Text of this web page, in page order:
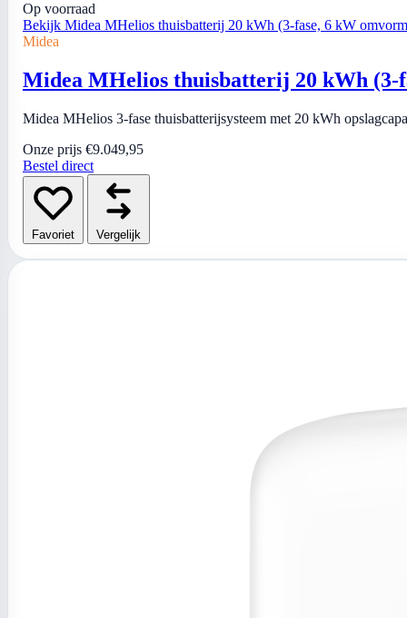
Op voorraad
Bekijk Midea MHelios thuisbatterij 20 kWh (3-fase, 6 kW
Midea
Midea MHelios thuisbatterij 20 kWh (3-
Midea MHelios 3-fase thuisbatterijsysteem met 20 kWh
Onze prijs €9.049,95
Bestel direct
Favoriet Vergelijk